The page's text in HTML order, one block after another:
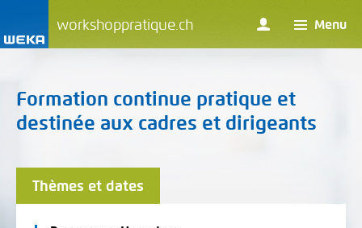
workshoppratique.ch Menu
Formation continue pratique et
destinée aux cadres et dirigeants
Thèmes et dates